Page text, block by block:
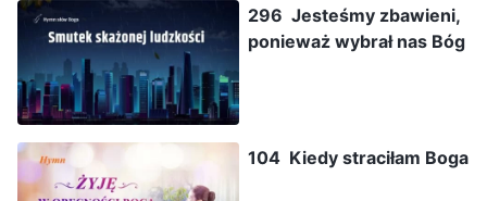
296 Jesteśmy zbawieni,
ponieważ wybrał nas Bóg
104 Kiedy straciłam Boga